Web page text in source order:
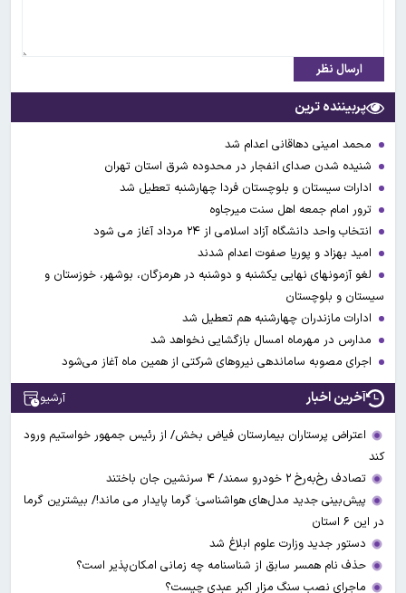
ارسال نظر
پربیننده ترین
محمد امینی دهاقانی اعدام شد
شنیده شدن صدای انفجار در محدوده شرق استان تهران
ادارات سیستان و بلوچستان فردا چهارشنبه تعطیل شد
ترور امام جمعه اهل سنت میرجاوه
انتخاب واحد دانشگاه آزاد اسلامی از ۲۴ مرداد آغاز می شود
امید بهزاد و پوریا صفوت اعدام شدند
لغو آزمونهای نهایی یکشنبه و دوشنبه در هرمزگان، بوشهر، خوزستان و
سیستان و بلوچستان
ادارات مازندران چهارشنبه هم تعطیل شد
مدارس در مهرماه امسال بازگشایی نخواهد شد
اجرای مصوبه ساماندهی نیرو‌های شرکتی از همین ماه آغاز می‌شود
آخرین اخبار آرشیو
اعتراض پرستاران بیمارستان فیاض بخش/ از رئیس جمهور خواستیم ورود
کند
تصادف رخ‌به‌رخ ۲ خودرو سمند/ ۴ سرنشین جان باختند
پیش‌بینی جدید مدل‌های هواشناسی؛ گرما پایدار می ماند!/ بیشترین گرما
در این ۶ استان
دستور جدید وزارت علوم ابلاغ شد
حذف نام همسر سابق از شناسنامه چه زمانی امکان‌پذیر است؟
ماجرای نصب سنگ مزار اکبر عبدی چیست؟